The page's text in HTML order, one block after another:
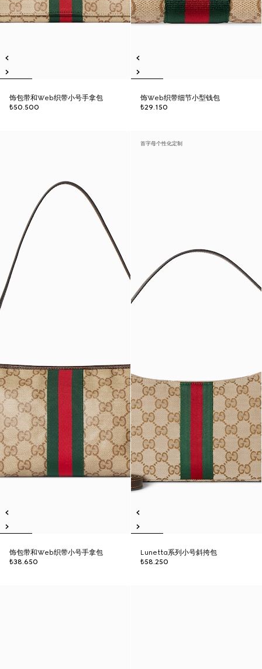
饰包带和Web织带小号手拿包
₺50.500
饰Web织带细节小型钱包
₺29.150
饰包带和Web织带小号手拿包
₺38.650
首字母个性化定制
Lunetta系列小号斜挎包
₺58.250